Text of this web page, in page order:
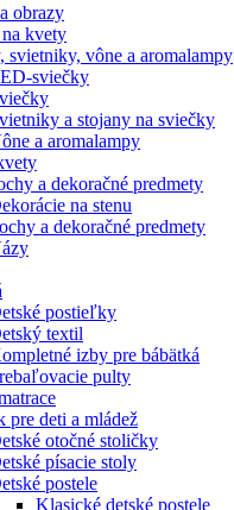
obrazy
kvety
svietniky, vône a aromalampy
sviečky
a stojany na sviečky
a aromalampy
a dekoračné predmety
na stenu
a dekoračné predmety
postieľky
textil
izby pre bábätká
pulty
pre deti a mládež
otočné stoličky
písacie stoly
postele
Klasické detské postele